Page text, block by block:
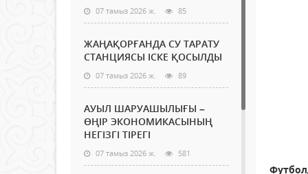
07 тамыз 2026 ж. 85
ЖАҢАҚОРҒАНДА СУ ТАРАТУ
СТАНЦИЯСЫ ІСКЕ ҚОСЫЛДЫ
07 тамыз 2026 ж. 89
АУЫЛ ШАРУАШЫЛЫҒЫ –
ӨҢІР ЭКОНОМИКАСЫНЫҢ
НЕГІЗГІ ТІРЕГІ
07 тамыз 2026 ж. 581